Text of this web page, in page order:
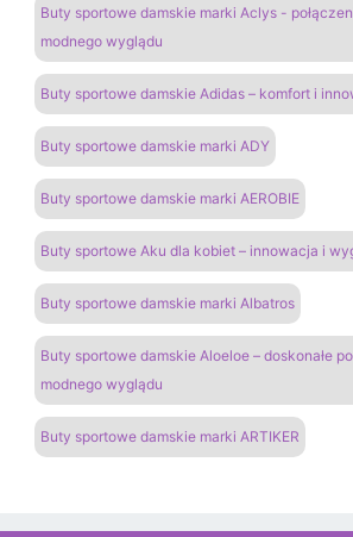
Buty sportowe damskie marki Aclys -
modnego wyglądu
Buty sportowe damskie Adidas – komfort i
Buty sportowe damskie marki ADY
Buty sportowe damskie marki AEROBIE
Buty sportowe Aku dla kobiet – innowacja i
Buty sportowe damskie marki Albatros
Buty sportowe damskie Aloeloe – doskonałe
modnego wyglądu
Buty sportowe damskie marki ARTIKER